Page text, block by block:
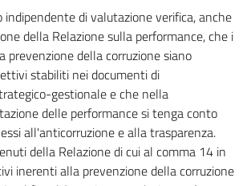
indipendente di valutazione verifica, anche
della Relazione sulla performance, che i
prevenzione della corruzione siano
stabiliti nei documenti di
gestionale e che nella
delle performance si tenga conto
all'anticorruzione e alla trasparenza.
della Relazione di cui al comma 14 in
inerenti alla prevenzione della corruzione